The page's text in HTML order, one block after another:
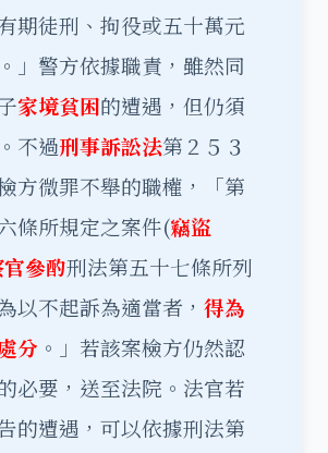
期徒刑、拘役或五十萬元
」警方依據職責，雖然同
家境貧困的遭遇，但仍須
不過刑事訴訟法第２５３
方微罪不舉的職權，「第
條所規定之案件(竊盜
參酌刑法第五十七條所列
以不起訴為適當者， 得為
分 。」若該案檢方仍然認
必要，送至法院。法官若
的遭遇，可以依據刑法第